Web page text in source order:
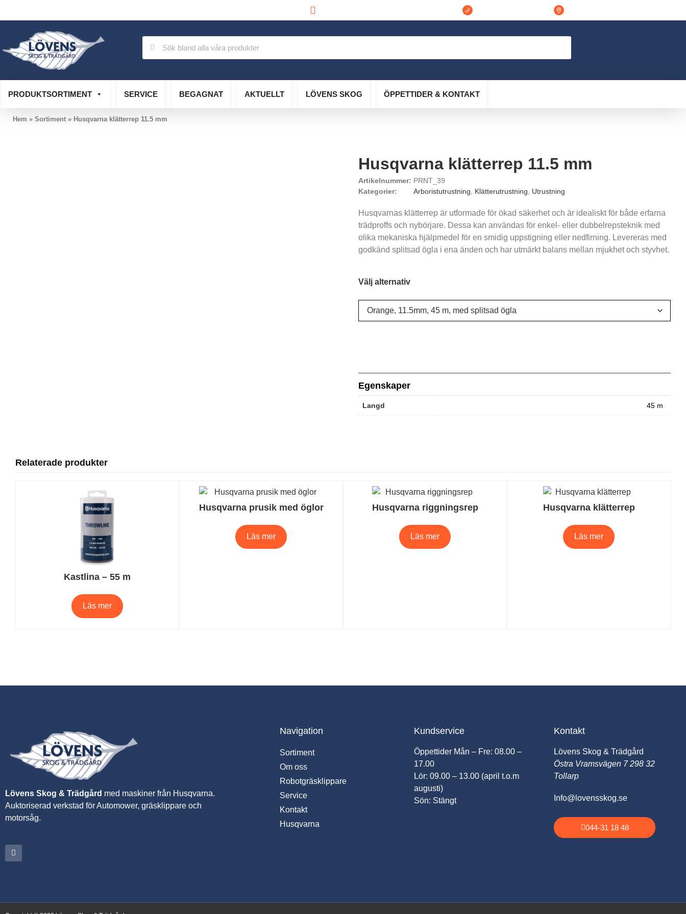
PRODUKTSORTIMENT SERVICE BEGAGNAT AKTUELLT LÖVENS SKOG ÖPPETTIDER & KONTAKT
Hem » Sortiment » Husqvarna klätterrep 11.5 mm
Husqvarna klätterrep 11.5 mm
Artikelnummer: PRNT_39
Kategorier:
Arboristutrustning, Klätterutrustning, Utrustning
Husqvarnas klätterrep är utformade för ökad säkerhet och är idealiskt för både erfarna
trädproffs och nybörjare. Dessa kan användas för enkel- eller dubbelrepsteknik med
olika mekaniska hjälpmedel för en smidig uppstigning eller nedfirning. Levereras med
godkänd splitsad ögla i ena änden och har utmärkt balans mellan mjukhet och styvhet.
Välj alternativ
Egenskaper
Langd 45 m
Relaterade produkter
Kastlina – 55 m
Läs mer
Husqvarna prusik med öglor
Läs mer
Husqvarna riggningsrep
Läs mer
Husqvarna klätterrep
Läs mer
Lövens Skog & Trädgård med maskiner från Husqvarna.
Auktoriserad verkstad för Automower, gräsklippare och
motorsåg.
Navigation
Sortiment
Om oss
Robotgräsklippare
Service
Kontakt
Husqvarna
Kundservice
Öppettider Mån – Fre: 08.00 –
17.00
Lör: 09.00 – 13.00 (april t.o.m
augusti)
Sön: Stängt
Kontakt
Lövens Skog & Trädgård
Östra Vramsvägen 7 298 32
Tollarp
Info@lovensskog.se
044-31 18 48